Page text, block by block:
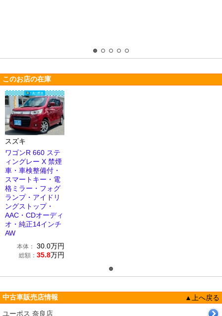
このお店の在庫
スズキ
ワゴンR 660 ステ
ィングレー X 禁煙
車・車検整備付・
スマートキー・電
格ミラー・フォグ
ランプ・アイドリ
ングストップ・
AAC・CDオーディ
オ・純正14インチ
AW
本体： 30.0万円
総額： 35.8万円
中古車販売店情報
▲上へ戻る
ユーポス 奈良店